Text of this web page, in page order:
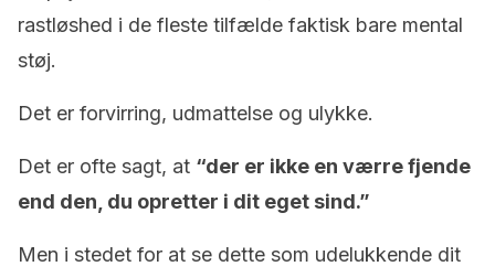
rastløshed i de fleste tilfælde faktisk bare mental
støj.
Det er forvirring, udmattelse og ulykke.
Det er ofte sagt, at “der er ikke en værre fjende
end den, du opretter i dit eget sind.”
Men i stedet for at se dette som udelukkende dit